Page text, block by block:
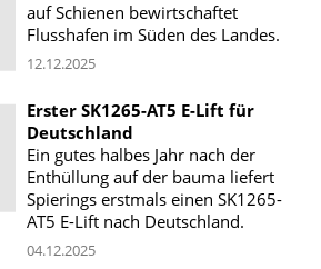
auf Schienen bewirtschaftet
Flusshafen im Süden des Landes.
12.12.2025
Erster SK1265-AT5 E-Lift für
Deutschland
Ein gutes halbes Jahr nach der
Enthüllung auf der bauma liefert
Spierings erstmals einen SK1265-
AT5 E-Lift nach Deutschland.
04.12.2025